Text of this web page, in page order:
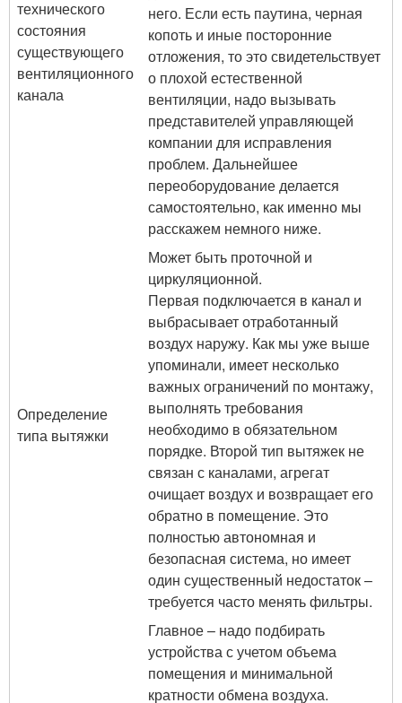
технического
состояния
существующего
вентиляционного
канала
него. Если есть паутина, черная
копоть и иные посторонние
отложения, то это свидетельствует
о плохой естественной
вентиляции, надо вызывать
представителей управляющей
компании для исправления
проблем. Дальнейшее
переоборудование делается
самостоятельно, как именно мы
расскажем немного ниже.
Определение
типа вытяжки
Может быть проточной и
циркуляционной.
Первая подключается в канал и
выбрасывает отработанный
воздух наружу. Как мы уже выше
упоминали, имеет несколько
важных ограничений по монтажу,
выполнять требования
необходимо в обязательном
порядке. Второй тип вытяжек не
связан с каналами, агрегат
очищает воздух и возвращает его
обратно в помещение. Это
полностью автономная и
безопасная система, но имеет
один существенный недостаток –
требуется часто менять фильтры.
Главное – надо подбирать
устройства с учетом объема
помещения и минимальной
кратности обмена воздуха.